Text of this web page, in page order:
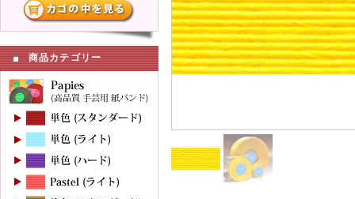
商品カテゴリー